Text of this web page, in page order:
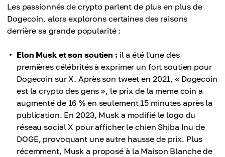
Les passionnés de crypto parlent de plus en plus de
Dogecoin, alors explorons certaines des raisons
derrière sa grande popularité :
Elon Musk et son soutien : il a été l'une des
premières célébrités à exprimer un fort soutien pour
Dogecoin sur X. Après son tweet en 2021, « Dogecoin
est la crypto des gens », le prix de la meme coin a
augmenté de 16 % en seulement 15 minutes après la
publication. En 2023, Musk a modifié le logo du
réseau social X pour afficher le chien Shiba Inu de
DOGE, provoquant une autre hausse de prix. Plus
récemment, Musk a proposé à la Maison Blanche de